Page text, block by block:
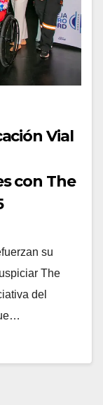
Vial
con The
su
The
del